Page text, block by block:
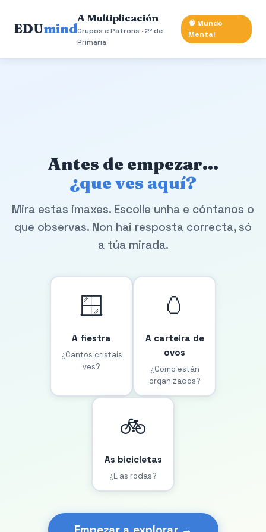
EDUmind
A Multiplicación
Grupos e Patróns · 2º de
Primaria
🧠 Mundo
Mental
Antes de empezar…
¿que ves aquí?
Mira estas imaxes. Escolle unha e cóntanos o
que observas. Non hai resposta correcta, só
a túa mirada.
🪟
A fiestra
¿Cantos cristais
ves?
🥚
A carteira de
ovos
¿Como están
organizados?
🚲
As bicicletas
¿E as rodas?